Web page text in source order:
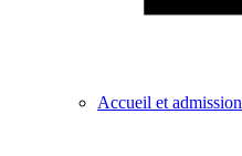
Accueil et admission